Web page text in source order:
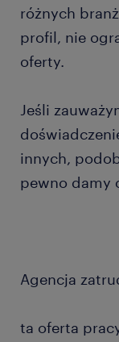
różnych
profil, nie
oferty.
Jeśli
innych,
pewno damy
Agencja
ta oferta